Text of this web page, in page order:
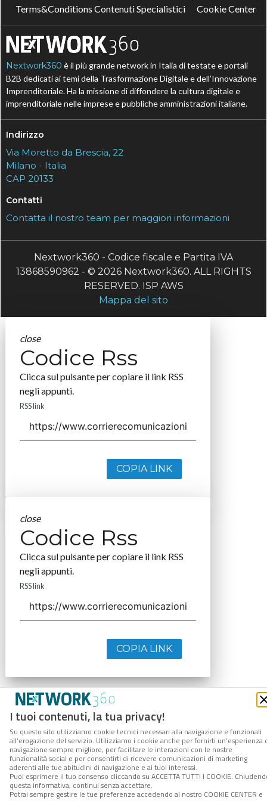
I tuoi contenuti, la tua privacy!
Su questo sito utilizziamo cookie tecnici necessari alla navigazione e funzionali
all’erogazione del servizio. Utilizziamo i cookie anche per fornirti un’esperienza
navigazione sempre migliore, per facilitare le interazioni con le nostre
funzionalità social e per consentirti di ricevere comunicazioni di marketing
aderenti alle tue abitudini di navigazione e ai tuoi interessi.
Puoi esprimere il tuo consenso cliccando su ACCETTA TUTTI I COOKIE.
questa informativa, continui senza accettare.
Potrai sempre gestire le tue preferenze accedendo al nostro COOKIE CENTER e
Terms&Conditions Contenuti Specialistici
Cookie Center
Nextwork360 è il più grande network in Italia di testate e portali
B2B dedicati ai temi della Trasformazione Digitale e dell’Innovazione
Imprenditoriale. Ha la missione di diffondere la cultura digitale e
imprenditoriale nelle imprese e pubbliche amministrazioni italiane.
Indirizzo
Via Moretto da Brescia, 22
Milano - Italia
CAP 20133
Contatti
Contatta il nostro team per maggiori informazioni
Nextwork360 - Codice fiscale e Partita IVA
13868590962 - © 2026 Nextwork360. ALL RIGHTS
RESERVED. ISP AWS
Mappa del sito
close
Codice Rss
Clicca sul pulsante per copiare il link RSS
negli appunti.
RSS link
COPIA LINK
close
Codice Rss
Clicca sul pulsante per copiare il link RSS
negli appunti.
RSS link
COPIA LINK